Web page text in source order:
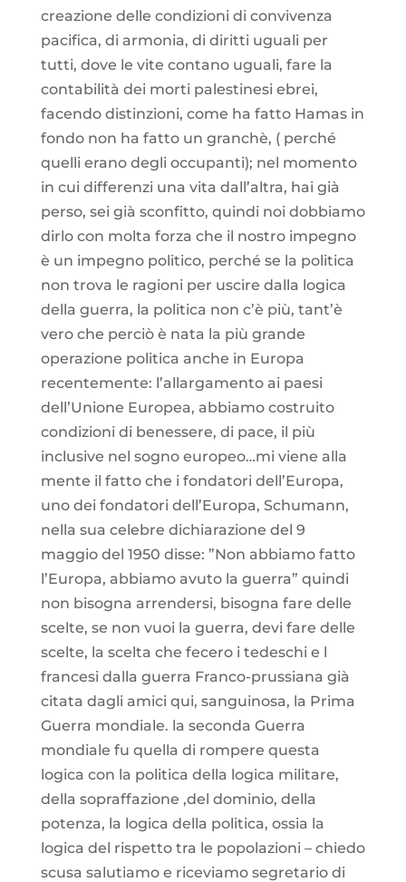
creazione delle condizioni di convivenza
pacifica, di armonia, di diritti uguali per
tutti, dove le vite contano uguali, fare la
contabilità dei morti palestinesi ebrei,
facendo distinzioni, come ha fatto Hamas in
fondo non ha fatto un granchè, ( perché
quelli erano degli occupanti); nel momento
in cui differenzi una vita dall’altra, hai già
perso, sei già sconfitto, quindi noi dobbiamo
dirlo con molta forza che il nostro impegno
è un impegno politico, perché se la politica
non trova le ragioni per uscire dalla logica
della guerra, la politica non c’è più, tant’è
vero che perciò è nata la più grande
operazione politica anche in Europa
recentemente: l’allargamento ai paesi
dell’Unione Europea, abbiamo costruito
condizioni di benessere, di pace, il più
inclusive nel sogno europeo…mi viene alla
mente il fatto che i fondatori dell’Europa,
uno dei fondatori dell’Europa, Schumann,
nella sua celebre dichiarazione del 9
maggio del 1950 disse: ”Non abbiamo fatto
l’Europa, abbiamo avuto la guerra” quindi
non bisogna arrendersi, bisogna fare delle
scelte, se non vuoi la guerra, devi fare delle
scelte, la scelta che fecero i tedeschi e l
francesi dalla guerra Franco-prussiana già
citata dagli amici qui, sanguinosa, la Prima
Guerra mondiale. la seconda Guerra
mondiale fu quella di rompere questa
logica con la politica della logica militare,
della sopraffazione ,del dominio, della
potenza, la logica della politica, ossia la
logica del rispetto tra le popolazioni – chiedo
scusa salutiamo e riceviamo segretario di